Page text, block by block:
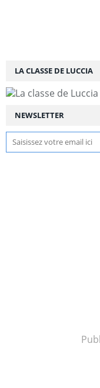
NEWSLETTER
LA CLASSE DE LUCCIA